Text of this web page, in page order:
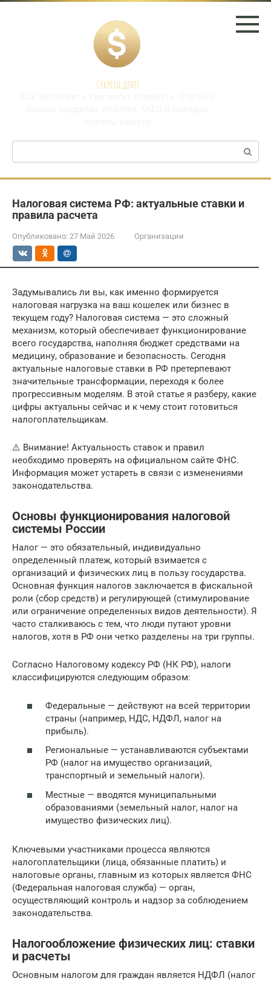
Перейти
Секреты денег
Поиск:
Налоговая система РФ: актуальные ставки и
правила расчета
Опубликовано: 27 Май 2026 Организации
Задумывались ли вы, как именно формируется
налоговая нагрузка на ваш кошелек или бизнес в
текущем году? Налоговая система — это сложный
механизм, который обеспечивает функционирование
всего государства, наполняя бюджет средствами на
медицину, образование и безопасность. Сегодня
актуальные налоговые ставки в РФ претерпевают
значительные трансформации, переходя к более
прогрессивным моделям. В этой статье я разберу, какие
цифры актуальны сейчас и к чему стоит готовиться
налогоплательщикам.
⚠️ Внимание! Актуальность ставок и правил
необходимо проверять на официальном сайте ФНС.
Информация может устареть в связи с изменениями
законодательства.
Основы функционирования налоговой
системы России
Налог — это обязательный, индивидуально
определенный платеж, который взимается с
организаций и физических лиц в пользу государства.
Основная функция налогов заключается в фискальной
роли (сбор средств) и регулирующей (стимулирование
или ограничение определенных видов деятельности). Я
часто сталкиваюсь с тем, что люди путают уровни
налогов, хотя в РФ они четко разделены на три группы.
Согласно Налоговому кодексу РФ (НК РФ), налоги
классифицируются следующим образом:
Федеральные — действуют на всей территории
страны (например, НДС, НДФЛ, налог на
прибыль).
Региональные — устанавливаются субъектами
РФ (налог на имущество организаций,
транспортный и земельный налоги).
Местные — вводятся муниципальными
образованиями (земельный налог, налог на
имущество физических лиц).
Ключевыми участниками процесса являются
налогоплательщики (лица, обязанные платить) и
налоговые органы, главным из которых является ФНС
(Федеральная налоговая служба) — орган,
осуществляющий контроль и надзор за соблюдением
законодательства.
Налогообложение физических лиц: ставки
и расчеты
Основным налогом для граждан является НДФЛ (налог